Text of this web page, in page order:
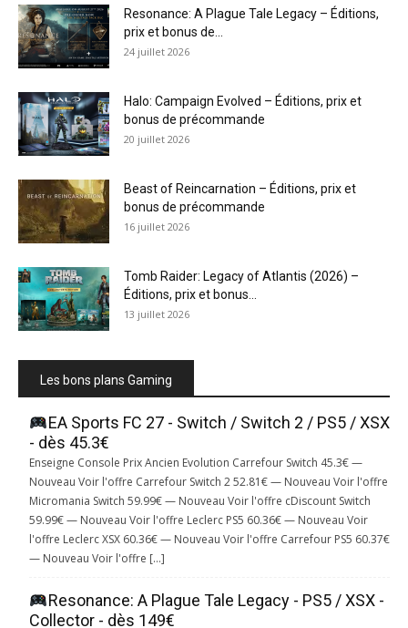
Resonance: A Plague Tale Legacy – Éditions,
prix et bonus de...
24 juillet 2026
Halo: Campaign Evolved – Éditions, prix et
bonus de précommande
20 juillet 2026
Beast of Reincarnation – Éditions, prix et
bonus de précommande
16 juillet 2026
Tomb Raider: Legacy of Atlantis (2026) –
Éditions, prix et bonus...
13 juillet 2026
Les bons plans Gaming
EA Sports FC 27 - Switch / Switch 2 / PS5 / XSX
- dès 45.3€
Enseigne Console Prix Ancien Evolution Carrefour Switch 45.3€ —
Nouveau Voir l'offre Carrefour Switch 2 52.81€ — Nouveau Voir l'offre
Micromania Switch 59.99€ — Nouveau Voir l'offre cDiscount Switch
59.99€ — Nouveau Voir l'offre Leclerc PS5 60.36€ — Nouveau Voir
l'offre Leclerc XSX 60.36€ — Nouveau Voir l'offre Carrefour PS5 60.37€
— Nouveau Voir l'offre […]
Resonance: A Plague Tale Legacy - PS5 / XSX -
Collector - dès 149€